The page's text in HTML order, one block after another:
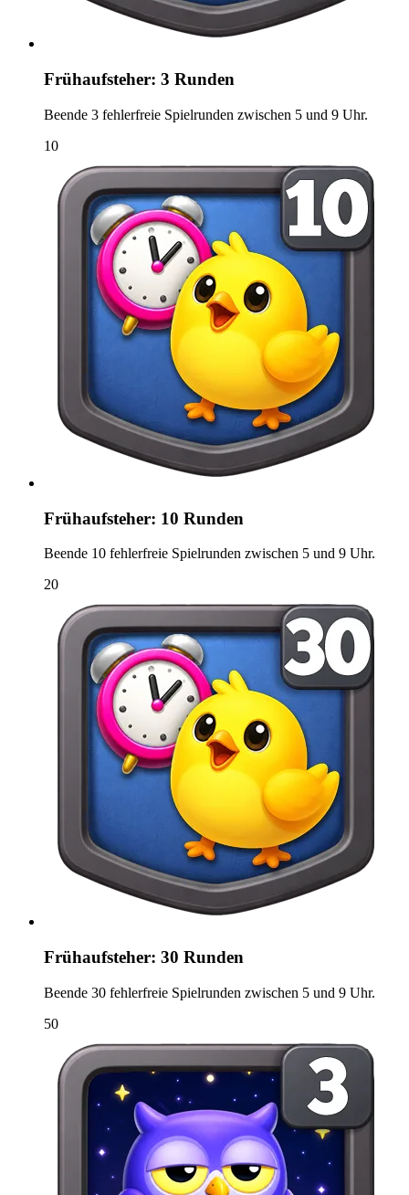
Frühaufsteher: 3 Runden
Beende 3 fehlerfreie Spielrunden zwischen 5 und 9 Uhr.
10
Frühaufsteher: 10 Runden
Beende 10 fehlerfreie Spielrunden zwischen 5 und 9 Uhr.
20
Frühaufsteher: 30 Runden
Beende 30 fehlerfreie Spielrunden zwischen 5 und 9 Uhr.
50